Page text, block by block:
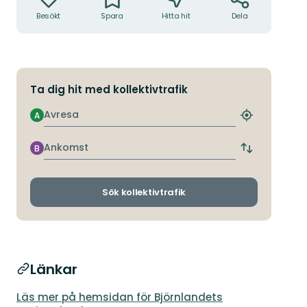
Besökt Spara Hitta hit Dela
Ta dig hit med kollektivtrafik
Avresa
A
Hitta
hållplats
Ankomst
B
Byt
och
Sök kollektivtrafik
Länkar
Läs mer på hemsidan för Björnlandets